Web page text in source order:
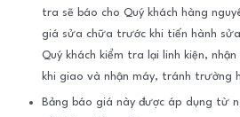
tra sẽ báo cho Quý khách hàng
giá sửa chữa trước khi tiến hành
Quý khách kiểm tra lại linh kiện,
khi giao và nhận máy, tránh
Bảng báo giá này được áp dụng từ